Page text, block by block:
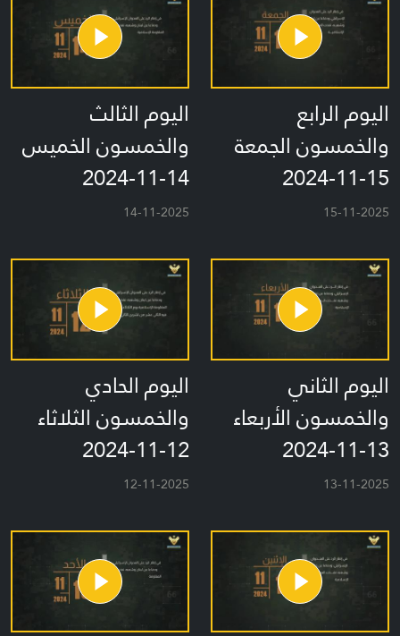
اليوم الرابع
والخمسون الجمعة
15-11-2024
15-11-2025
اليوم الثالث
والخمسون الخميس
14-11-2024
14-11-2025
اليوم الثاني
والخمسون الأربعاء
13-11-2024
13-11-2025
اليوم الحادي
والخمسون الثلاثاء
12-11-2024
12-11-2025